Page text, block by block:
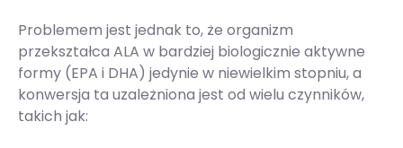
Problemem jest jednak to, że organizm
przekształca ALA w bardziej biologicznie aktywne
formy (EPA i DHA) jedynie w niewielkim stopniu, a
konwersja ta uzależniona jest od wielu czynników,
takich jak: